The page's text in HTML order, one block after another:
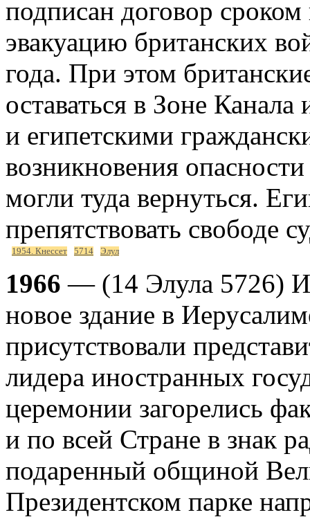
подписан договор
эвакуацию британских
года. При этом
оставаться в Зоне
и египетскими
возникновения
могли туда вернуться.
препятствовать свободе
1954. Кнессет 5714 Элул
1966 — (14 Элула 5726)
новое здание в
присутствовали
лидера иностранных
церемонии загорелись
и по всей Стране в знак
подаренный общиной
Президентском парке